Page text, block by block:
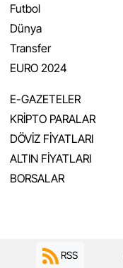
Futbol
Dünya
Transfer
EURO 2024
E-GAZETELER
KRİPTO PARALAR
DÖVİZ FİYATLARI
ALTIN FİYATLARI
BORSALAR
RSS